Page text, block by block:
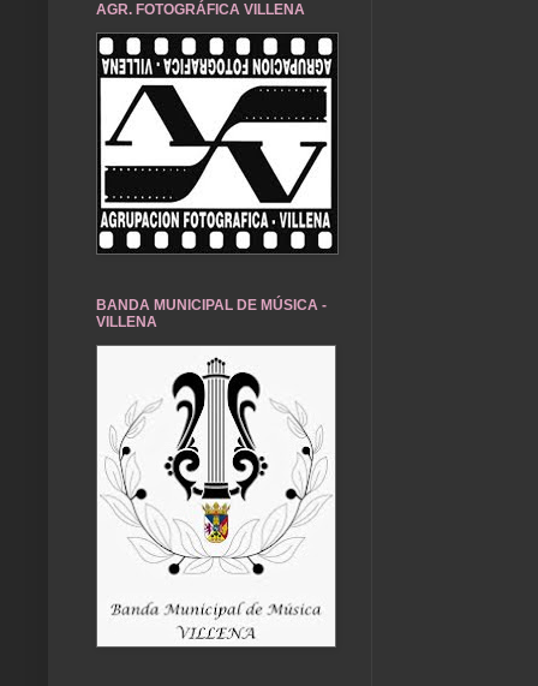
AGR. FOTOGRÁFICA VILLENA
BANDA MUNICIPAL DE MÚSICA -
VILLENA